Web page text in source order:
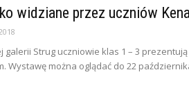
widziane przez uczniów
galerii Strug uczniowie klas 1 – 3
Wystawę można oglądać do 22